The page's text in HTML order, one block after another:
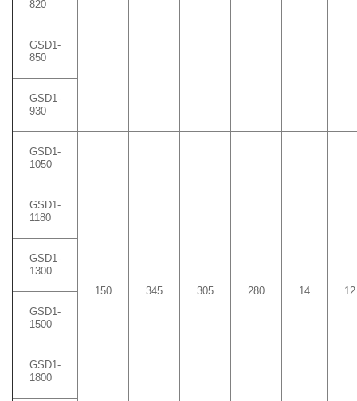
820
GSD1-
850
GSD1-
930
GSD1-
1050
150 345 305 280 14 12
GSD1-
1180
GSD1-
1300
GSD1-
1500
GSD1-
1800